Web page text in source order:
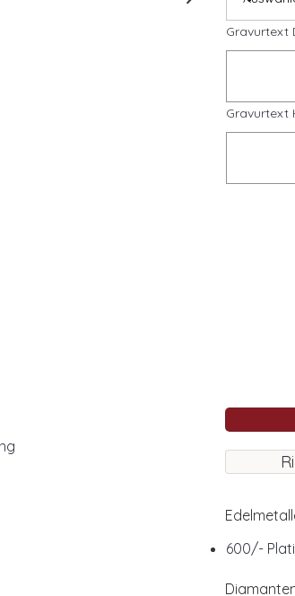
Gravurtext
Gravurtext
600/-